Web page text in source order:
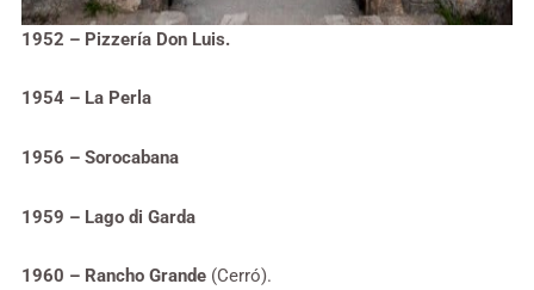
1952 – Pizzería Don Luis.
1954 – La Perla
1956 – Sorocabana
1959 – Lago di Garda
1960 – Rancho Grande (Cerró).